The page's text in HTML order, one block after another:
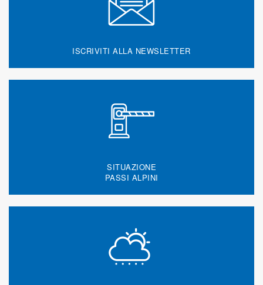
ISCRIVITI ALLA NEWSLETTER
SITUAZIONE
PASSI ALPINI